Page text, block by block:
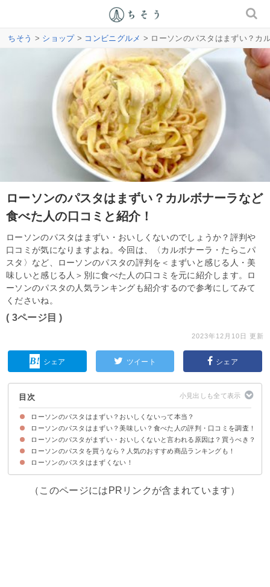
ちそう > ショップ> コンビニグルメ > ローソンのパスタはまずい？カ
ローソンのパスタはまずい？カルボナーラなど
食べた人の口コミと紹介！
ローソンのパスタはまずい・おいしくないのでしょうか？評判や
口コミが気になりますよね。今回は、〈カルボナーラ・たらこパ
スタ〉など、ローソンのパスタの評判を＜まずいと感じる人・美
味しいと感じる人＞別に食べた人の口コミを元に紹介します。ロ
ーソンのパスタの人気ランキングも紹介するので参考にしてみて
くださいね。
( 3ページ目 )
2023年12月10日 更新
シェア ツイート シェア
目次
ローソンのパスタはまずい？おいしくないって本当？
ローソンのパスタはまずい？美味しい？食べた人の評判・口コミを調査！
ローソンのパスタがまずいと感じる人の口コミ
ローソンのパスタが美味しいと感じる人の口コミ
ローソンのパスタがまずい・おいしくないと言われる原因は？買うべき？
①麺に腰がない
②塩分が強く感じる
ローソンのパスタを買うのがおすすめな人は？
ローソンのパスタを買うなら？人気のおすすめ商品ランキングも！
3位：ちょい麺 ピリ辛トマトスープパスタ（397円）
2位：濃厚クリームを味わう！生パスタ明太クリーム（北海道産生クリーム
1位：濃厚クリームを味わう！ 生パスタカルボナーラ（北海道産生クリー
ローソンのパスタはまずくない！
（このページにはPRリンクが含まれています）